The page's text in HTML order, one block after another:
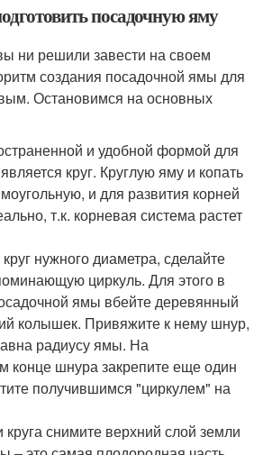
посадочную яму
ни решили завести на своем
создания посадочной ямы для
Остановимся на основных
и удобной формой для
круг. Круглую яму и копать
и для развития корней
т.к. корневая система растет
нужного диаметра, сделайте
циркуль. Для этого в
ямы вбейте деревянный
колышек. Привяжите к нему шнур,
радиусу ямы. На
конце шнура закрепите еще один
получившимся "циркулем" на
снимите верхний слой земли